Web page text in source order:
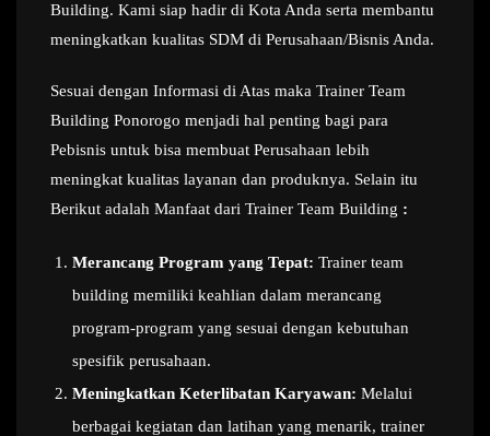
Building. Kami siap hadir di Kota Anda serta membantu
meningkatkan kualitas SDM di Perusahaan/Bisnis Anda.
Sesuai dengan Informasi di Atas maka Trainer Team
Building Ponorogo menjadi hal penting bagi para
Pebisnis untuk bisa membuat Perusahaan lebih
meningkat kualitas layanan dan produknya. Selain itu
Berikut adalah Manfaat dari Trainer Team Building :
Merancang Program yang Tepat: Trainer team
building memiliki keahlian dalam merancang
program-program yang sesuai dengan kebutuhan
spesifik perusahaan.
Meningkatkan Keterlibatan Karyawan: Melalui
berbagai kegiatan dan latihan yang menarik, trainer